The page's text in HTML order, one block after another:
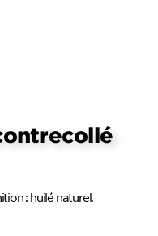
: huilé naturel.